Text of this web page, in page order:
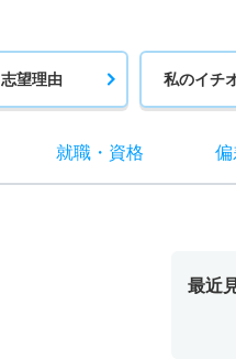
志望理由 私のイチ
就職・ 資格 偏
最近